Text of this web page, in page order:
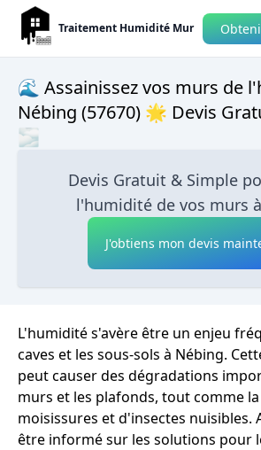
Traitement Humidité Mur
🌊 Assainissez vos murs de
Nébing (57670) 🌟 Devis
🌫
Devis Gratuit & Simple
l'humidité de vos murs
J'obtiens mon devis
L'humidité s'avère être un enjeu
caves et les sous-sols à Nébing.
peut causer des dégradations
murs et les plafonds, tout comme
moisissures et d'insectes nuisibles.
être informé sur les solutions pour